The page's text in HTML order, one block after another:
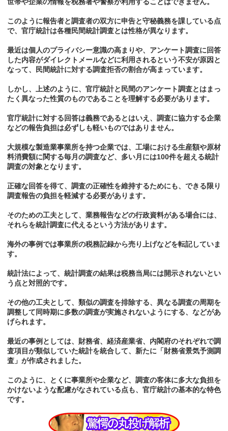
このように報告者と調査者の双方に申告と守秘義務を課している点
で、官庁統計は各種民間統計調査とは性格が異なります。
最近は個人のプライバシー意識の高まりや、アンケート調査に回答
した内容がダイレクトメールなどに利用されるという不安が原因と
なって、民間統計に対する調査拒否の割合が高まっています。
しかし、上述のように、官庁統計と民間のアンケート調査とはまっ
たく異なった性質のものであることを理解する必要があります。
官庁統計に対する回答は義務であるとはいえ、調査に協力する企業
などの報告負担は必ずしも軽いものではありません。
大規模な製造業事業所を持つ企業では、工場における生産額や原材
料消費額に関する毎月の調査など、多い月には100件を超える統計
調査の対象となります。
正確な回答を得て、調査の正確性を維持するためにも、できる限り
調査報告の負担を軽減する必要があります。
そのための工夫として、業務報告などの行政資料がある場合には、
それらを統計調査に代えるという方法があります。
海外の事例では事業所の税務記録から売り上げなどを転記していま
す。
統計法によって、統計調査の結果は税務当局には開示されないとい
う点と対照的です。
その他の工夫として、類似の調査を排除する、異なる調査の周期を
調整して同時期に多数の調査が実施されないようにする、などがあ
げられます。
最近の事例としては、財務省、経済産業省、内閣府のそれぞれで調
査項目が類似していた統計を統合して、新たに「財務省景気予測調
査」が作成されました。
このように、とくに事業所や企業など、調査の客体に多大な負担を
かけないような配慮がなされている点も、官庁統計の基本的な特色
です。